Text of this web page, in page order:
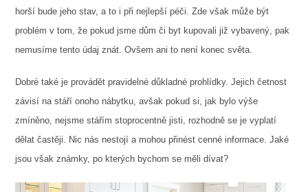
horší bude jeho stav, a to i při nejlepší péči. Zde však může být
problém v tom, že pokud jsme dům či byt kupovali již vybavený, pak
nemusíme tento údaj znát. Ovšem ani to není konec světa.
Dobré také je provádět pravidelné důkladné prohlídky. Jejich četnost
závisí na stáří onoho nábytku, avšak pokud si, jak bylo výše
zmíněno, nejsme stářím stoprocentně jisti, rozhodně se je vyplatí
dělat častěji. Nic nás nestojí a mohou přinést cenné informace. Jaké
jsou však známky, po kterých bychom se měli dívat?